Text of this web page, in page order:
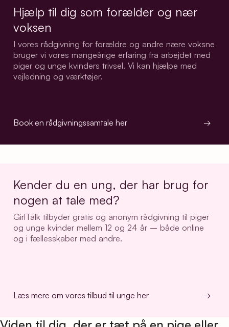
Hjælp til dig som forælder og nær
voksen
I vores rådgivning for forældre og andre nære voksne
bruger vi vores mangeårige erfaring fra arbejdet med
piger og unge kvinders trivsel. Vi kan hjælpe med
vejledning og værktøjer.
Book en rådgivningssamtale her →
Kender du en ung, der har brug for
nogen at tale med?
GirlTalk tilbyder gratis og anonym rådgivning til piger
og unge kvinder mellem 12 og 24 år – både online
og i fællesskaber med andre.
Læs mere om vores tilbud til unge her →